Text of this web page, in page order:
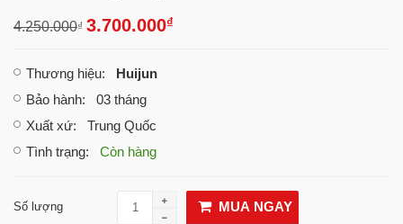
4.250.000₫ 3.700.000₫
Thương hiệu: Huijun
Bảo hành: 03 tháng
Xuất xứ: Trung Quốc
Tình trạng: Còn hàng
Số lượng MUA NGAY